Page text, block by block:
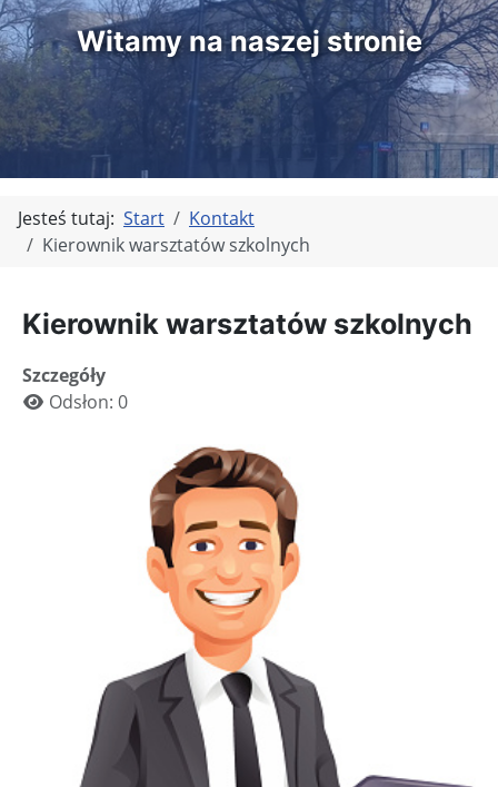
Witamy na naszej stronie
Jesteś tutaj: Start
Kontakt
Kierownik warsztatów szkolnych
Kierownik warsztatów szkolnych
Szczegóły
Odsłon: 0